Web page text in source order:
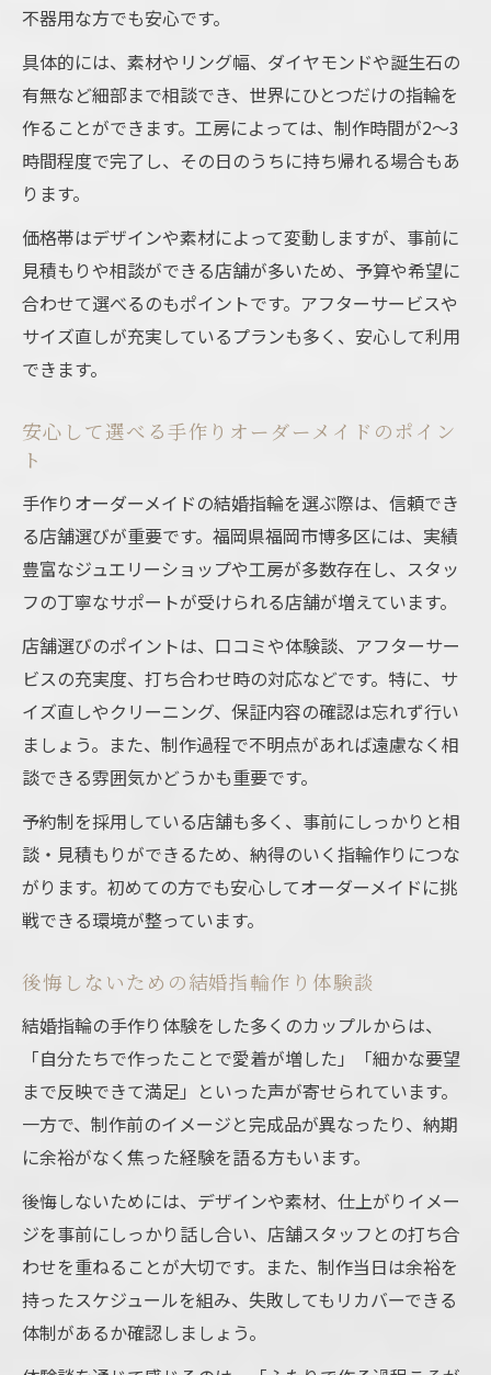
不器用な方でも安心です。
具体的には、素材やリング幅、ダイヤモンドや誕生石の
有無など細部まで相談でき、世界にひとつだけの指輪を
作ることができます。工房によっては、制作時間が2～3
時間程度で完了し、その日のうちに持ち帰れる場合もあ
ります。
価格帯はデザインや素材によって変動しますが、事前に
見積もりや相談ができる店舗が多いため、予算や希望に
合わせて選べるのもポイントです。アフターサービスや
サイズ直しが充実しているプランも多く、安心して利用
できます。
安心して選べる手作りオーダーメイドのポイン
ト
手作りオーダーメイドの結婚指輪を選ぶ際は、信頼でき
る店舗選びが重要です。福岡県福岡市博多区には、実績
豊富なジュエリーショップや工房が多数存在し、スタッ
フの丁寧なサポートが受けられる店舗が増えています。
店舗選びのポイントは、口コミや体験談、アフターサー
ビスの充実度、打ち合わせ時の対応などです。特に、サ
イズ直しやクリーニング、保証内容の確認は忘れず行い
ましょう。また、制作過程で不明点があれば遠慮なく相
談できる雰囲気かどうかも重要です。
予約制を採用している店舗も多く、事前にしっかりと相
談・見積もりができるため、納得のいく指輪作りにつな
がります。初めての方でも安心してオーダーメイドに挑
戦できる環境が整っています。
後悔しないための結婚指輪作り体験談
結婚指輪の手作り体験をした多くのカップルからは、
「自分たちで作ったことで愛着が増した」「細かな要望
まで反映できて満足」といった声が寄せられています。
一方で、制作前のイメージと完成品が異なったり、納期
に余裕がなく焦った経験を語る方もいます。
後悔しないためには、デザインや素材、仕上がりイメー
ジを事前にしっかり話し合い、店舗スタッフとの打ち合
わせを重ねることが大切です。また、制作当日は余裕を
持ったスケジュールを組み、失敗してもリカバーできる
体制があるか確認しましょう。